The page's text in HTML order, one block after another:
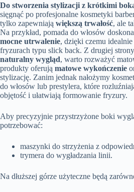
Do stworzenia stylizacji z krótkimi
sięgnąć po profesjonalne kosmetyki
tylko zapewniają większą trwałość, ale
Na przykład, pomada do włosów
mocne utrwalenie, dzięki czemu
fryzurach typu slick back. Z drugiej
naturalny wygląd, warto rozważyć
produkty oferują matowe wykończenie
stylizację. Zanim jednak nałożymy
do włosów lub prestylera, które
objętość i ułatwiają formowanie fryzury.
Aby precyzyjnie przystrzyżone boki
potrzebować:
maszynki do strzyżenia z
trymera do wygładzania linii.
Na dłuższej górze użyteczne będą